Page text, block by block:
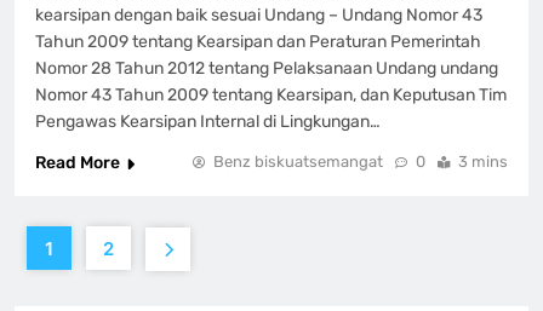
kearsipan dengan baik sesuai Undang – Undang Nomor 43
Tahun 2009 tentang Kearsipan dan Peraturan Pemerintah
Nomor 28 Tahun 2012 tentang Pelaksanaan Undang undang
Nomor 43 Tahun 2009 tentang Kearsipan, dan Keputusan Tim
Pengawas Kearsipan Internal di Lingkungan…
Read More
Benz biskuatsemangat 0 3 mins
1 2